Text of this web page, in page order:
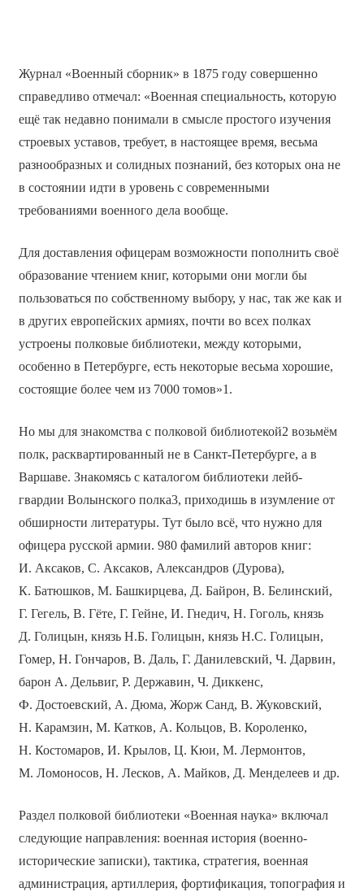
Журнал «Военный сборник» в 1875 году совершенно
справедливо отмечал: «Военная специальность, которую
ещё так недавно понимали в смысле простого изучения
строевых уставов, требует, в настоящее время, весьма
разнообразных и солидных познаний, без которых она не
в состоянии идти в уровень с современными
требованиями военного дела вообще.
Для доставления офицерам возможности пополнить своё
образование чтением книг, которыми они могли бы
пользоваться по собственному выбору, у нас, так же как и
в других европейских армиях, почти во всех полках
устроены полковые библиотеки, между которыми,
особенно в Петербурге, есть некоторые весьма хорошие,
состоящие более чем из 7000 томов»1.
Но мы для знакомства с полковой библиотекой2 возьмём
полк, расквартированный не в Санкт-Петербурге, а в
Варшаве. Знакомясь с каталогом библиотеки лейб-
гвардии Волынского полка3, приходишь в изумление от
обширности литературы. Тут было всё, что нужно для
офицера русской армии. 980 фамилий авторов книг:
И. Аксаков, С. Аксаков, Александров (Дурова),
К. Батюшков, М. Башкирцева, Д. Байрон, В. Белинский,
Г. Гегель, В. Гёте, Г. Гейне, И. Гнедич, Н. Гоголь, князь
Д. Голицын, князь Н.Б. Голицын, князь Н.С. Голицын,
Гомер, Н. Гончаров, В. Даль, Г. Данилевский, Ч. Дарвин,
барон А. Дельвиг, Р. Державин, Ч. Диккенс,
Ф. Достоевский, А. Дюма, Жорж Санд, В. Жуковский,
Н. Карамзин, М. Катков, А. Кольцов, В. Короленко,
Н. Костомаров, И. Крылов, Ц. Кюи, М. Лермонтов,
М. Ломоносов, Н. Лесков, А. Майков, Д. Менделеев и др.
Раздел полковой библиотеки «Военная наука» включал
следующие направления: военная история (военно-
исторические записки), тактика, стратегия, военная
администрация, артиллерия, фортификация, топография и